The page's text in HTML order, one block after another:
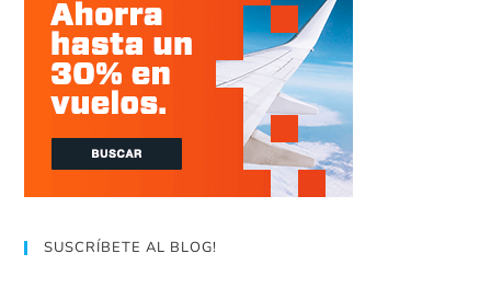
SUSCRÍBETE AL BLOG!